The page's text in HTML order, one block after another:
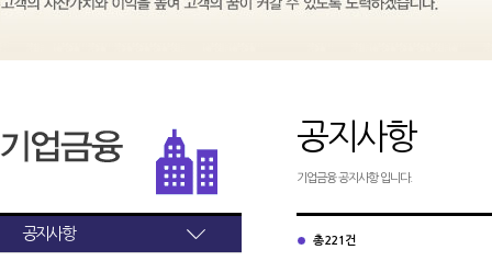
공지사항
공지사항
기업금융 공지사항 입니다.
총 221건